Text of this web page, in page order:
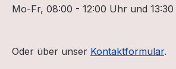
Mo-Fr, 08:00 - 12:00 Uhr und
Oder über unser Kontaktformular.